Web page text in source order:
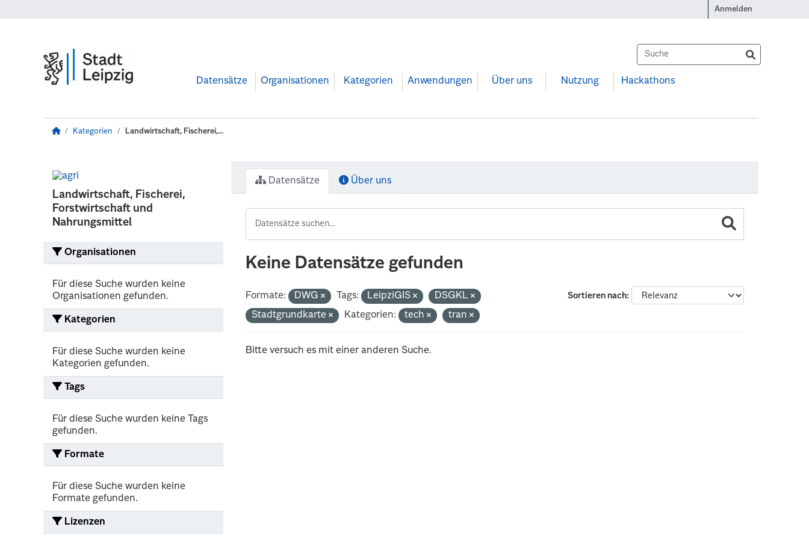
Anmelden
Datensätze Organisationen Kategorien Anwendungen Über uns Nutzung Hackathons
Kategorien Landwirtschaft, Fischerei,...
Landwirtschaft, Fischerei,
Forstwirtschaft und
Nahrungsmittel
Organisationen
Für diese Suche wurden keine
Organisationen gefunden.
Kategorien
Für diese Suche wurden keine
Kategorien gefunden.
Tags
Für diese Suche wurden keine Tags
gefunden.
Formate
Für diese Suche wurden keine
Formate gefunden.
Lizenzen
Datensätze Über uns
Keine Datensätze gefunden
Sortieren nach
Formate: DWG Tags: LeipziGIS
DSGKL
Stadtgrundkarte
Kategorien: tech tran
Bitte versuch es mit einer anderen Suche.